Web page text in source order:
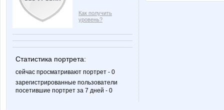
Как получить
уровень?
Статистика портрета:
сейчас просматривают портрет - 0
зарегистрированные пользователи
посетившие портрет за 7 дней - 0